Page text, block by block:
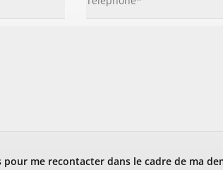
me recontacter dans le cadre de ma